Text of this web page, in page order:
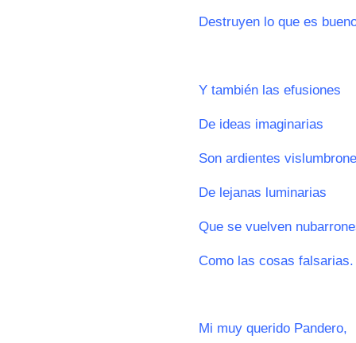
Destruyen lo que es
Y también las efusiones
De ideas imaginarias
Son ardientes
De lejanas luminarias
Que se vuelven
Como las cosas falsarias.
Mi muy querido Pandero,